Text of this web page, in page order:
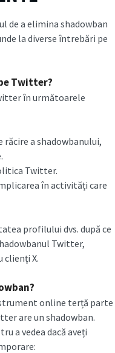
de a elimina shadowban
la diverse întrebări pe
Twitter?
în următoarele
răcire a shadowbanului,
Twitter.
în activități care
profilului dvs. după ce
Twitter,
X.
online terță parte
are un shadowban.
a vedea dacă aveți